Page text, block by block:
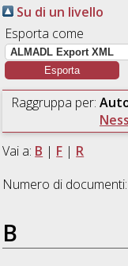
Su di un livello
Esporta come
Raggruppa per:
Vai a: B | F | R
Numero di
B